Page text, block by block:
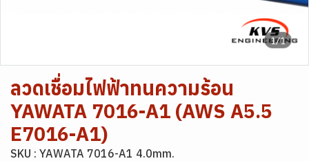
1/1
ลวดเชื่อมไฟฟ้าทนความร้อน
YAWATA 7016-A1 (AWS A5.5
E7016-A1)
SKU : YAWATA 7016-A1 4.0mm.